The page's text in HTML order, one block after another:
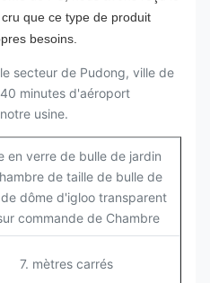
que ce type de produit
besoins.
secteur de Pudong, ville de
minutes d'aéroport
usine.
en verre de bulle de jardin
de taille de bulle de
dôme d'igloo transparent
commande de Chambre
7. mètres carrés